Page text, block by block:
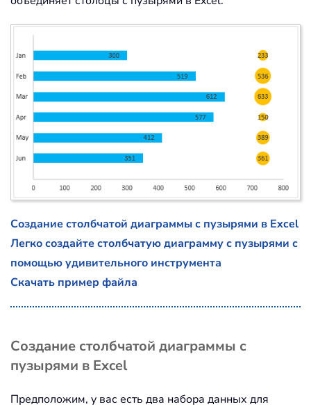
Создание столбчатой диаграммы с пузырями в Excel
Легко создайте столбчатую диаграмму с пузырями с
помощью удивительного инструмента
Скачать пример файла
Создание столбчатой диаграммы с
пузырями в Excel
Предположим, у вас есть два набора данных для